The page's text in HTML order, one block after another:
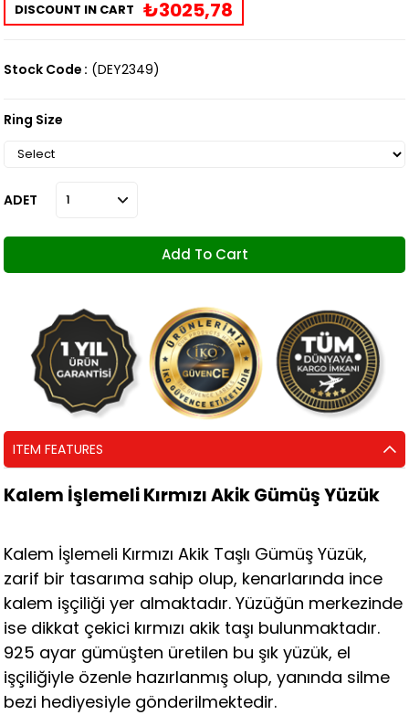
DISCOUNT IN CART ₺3025,78
Stock Code (DEY2349)
Ring Size
ADET
ITEM FEATURES
Kalem İşlemeli Kırmızı Akik Gümüş Yüzük
Kalem İşlemeli Kırmızı Akik Taşlı Gümüş Yüzük,
zarif bir tasarıma sahip olup, kenarlarında ince
kalem işçiliği yer almaktadır. Yüzüğün merkezinde
ise dikkat çekici kırmızı akik taşı bulunmaktadır.
925 ayar gümüşten üretilen bu şık yüzük, el
işçiliğiyle özenle hazırlanmış olup, yanında silme
bezi hediyesiyle gönderilmektedir.